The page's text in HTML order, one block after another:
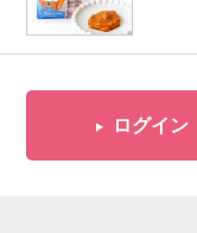
ログイン